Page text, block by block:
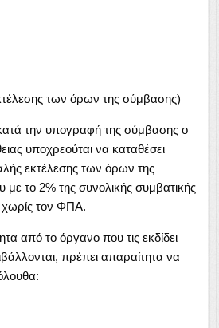
των όρων της σύμβασης)
την υπογραφή της σύμβασης ο
υποχρεούται να καταθέσει
εκτέλεσης των όρων της
το 2% της συνολικής συμβατικής
χωρίς τον ΦΠΑ.
από το όργανο που τις εκδίδει
πρέπει απαραίτητα να